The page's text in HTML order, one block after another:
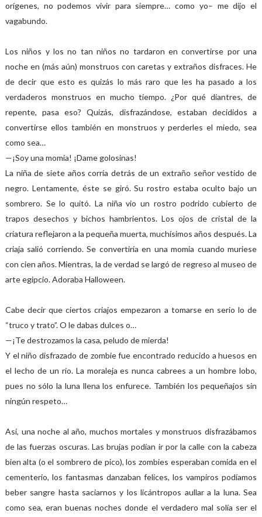
orígenes, no podemos vivir para siempre… como yo– me dijo el
vagabundo.
Los niños y los no tan niños no tardaron en convertirse por una
noche en (más aún) monstruos con caretas y extraños disfraces. He
de decir que esto es quizás lo más raro que les ha pasado a los
verdaderos monstruos en mucho tiempo. ¿Por qué diantres, de
repente, pasa eso? Quizás, disfrazándose, estaban decididos a
convertirse ellos también en monstruos y perderles el miedo, sea
como sea…
—¡Soy una momia! ¡Dame golosinas!
La niña de siete años corría detrás de un extraño señor vestido de
negro. Lentamente, éste se giró. Su rostro estaba oculto bajo un
sombrero. Se lo quitó. La niña vio un rostro podrido cubierto de
trapos desechos y bichos hambrientos. Los ojos de cristal de la
criatura reflejaron a la pequeña muerta, muchísimos años después. La
criaja salió corriendo. Se convertiría en una momia cuando muriese
con cien años. Mientras, la de verdad se largó de regreso al museo de
arte egipcio. Adoraba Halloween.
Cabe decir que ciertos criajos empezaron a tomarse en serio lo de
“truco y trato”. O le dabas dulces o…
—¡Te destrozamos la casa, peludo de mierda!
Y el niño disfrazado de zombie fue encontrado reducido a huesos en
el lecho de un río. La moraleja es nunca cabrees a un hombre lobo,
pues no sólo la luna llena los enfurece. También los pequeñajos sin
ningún respeto…
Así, una noche al año, muchos mortales y monstruos disfrazábamos
de las fuerzas oscuras. Las brujas podían ir por la calle con la cabeza
bien alta (o el sombrero de pico), los zombies esperaban comida en el
cementerio, los fantasmas danzaban felices, los vampiros podíamos
beber sangre hasta saciarnos y los licántropos aullar a la luna. Sea
como sea, eran buenas noches donde el verdadero mal solía ser el